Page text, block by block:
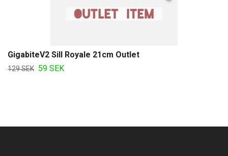
GigabiteV2 Sill Royale 21cm Outlet
129 SEK 59 SEK